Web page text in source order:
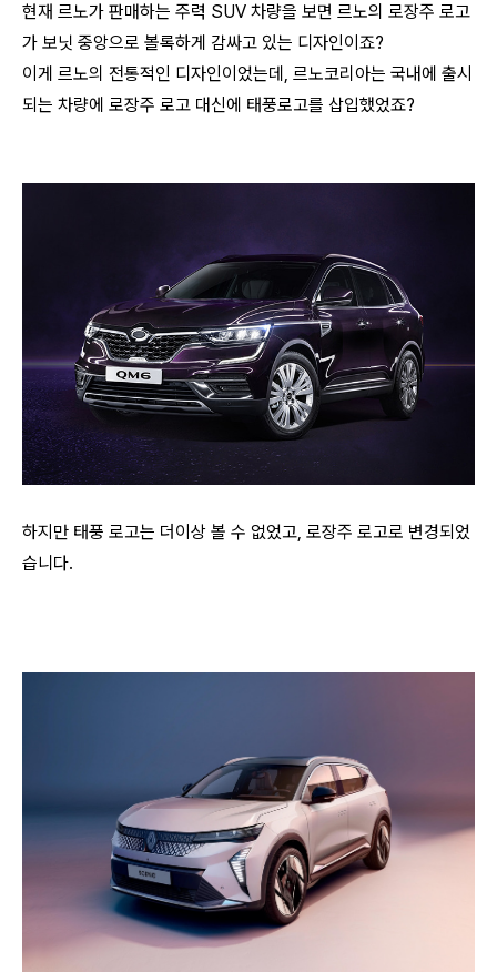
현재 르노가 판매하는 주력 SUV 차량을 보면 르노의 로장주 로고
가 보닛 중앙으로 볼록하게 감싸고 있는 디자인이죠?
이게 르노의 전통적인 디자인이었는데, 르노코리아는 국내에 출시
되는 차량에 로장주 로고 대신에 태풍로고를 삽입했었죠?
하지만 태풍 로고는 더이상 볼 수 없었고, 로장주 로고로 변경되었
습니다.